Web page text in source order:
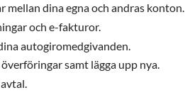
mellan dina egna och andras konton.
och e-fakturor.
autogiromedgivanden.
samt lägga upp nya.